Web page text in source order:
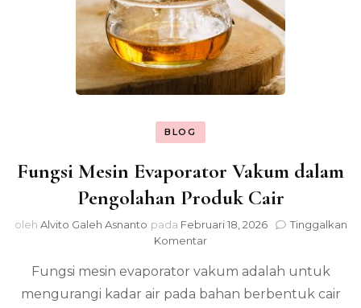
BLOG
Fungsi Mesin Evaporator Vakum dalam
Pengolahan Produk Cair
oleh Alvito Galeh Asnanto pada Februari 18, 2026
Tinggalkan
Komentarpada
Mesin
Evaporator
Fungsi mesin evaporator vakum adalah untuk
mengurangi kadar air pada bahan berbentuk cair